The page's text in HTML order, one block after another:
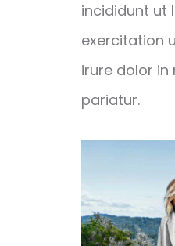
incididunt ut
exercitation
irure dolor
pariatur.